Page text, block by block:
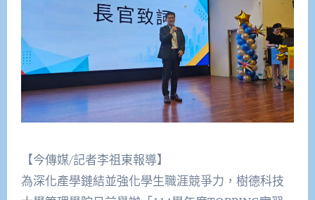
【今傳媒/記者李祖東報導】
為深化產學鏈結並強化學生職涯競爭力，樹德科技